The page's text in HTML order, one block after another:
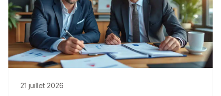
21 juillet 2026